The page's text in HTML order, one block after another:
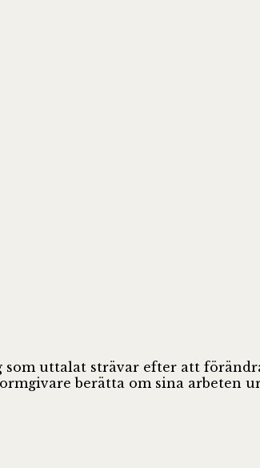
uttalat strävar efter att
berätta om sina arbeten